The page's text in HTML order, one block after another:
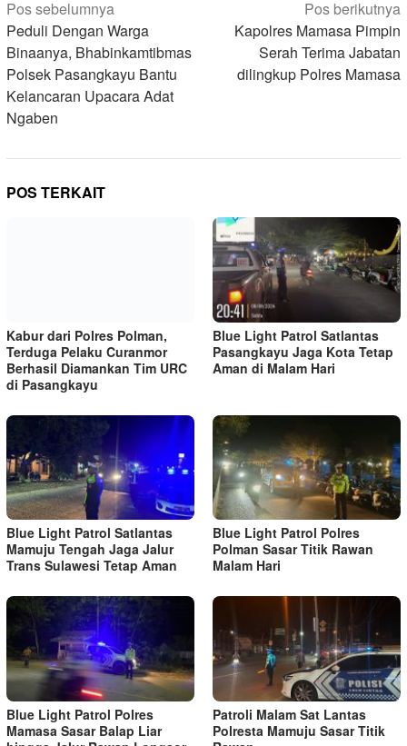
Navigasi
pos
Pos sebelumnya
Peduli Dengan Warga
Binaanya, Bhabinkamtibmas
Polsek Pasangkayu Bantu
Kelancaran Upacara Adat
Ngaben
Pos berikutnya
Kapolres Mamasa Pimpin
Serah Terima Jabatan
dilingkup Polres Mamasa
POS TERKAIT
Blue Light Patrol Satlantas
Pasangkayu Jaga Kota Tetap
Aman di Malam Hari
Blue Light Patrol Satlantas
Mamuju Tengah Jaga Jalur
Trans Sulawesi Tetap Aman
Blue Light Patrol Polres
Polman Sasar Titik Rawan
Malam Hari
Blue Light Patrol Polres
Mamasa Sasar Balap Liar
hingga Jalur Rawan Longsor
Patroli Malam Sat Lantas
Polresta Mamuju Sasar Titik
Rawan